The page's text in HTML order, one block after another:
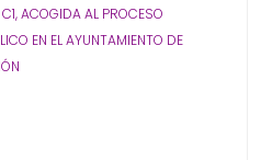
ACOGIDA AL PROCESO
EN EL AYUNTAMIENTO DE